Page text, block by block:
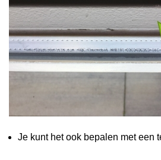
Je kunt het ook bepalen met een